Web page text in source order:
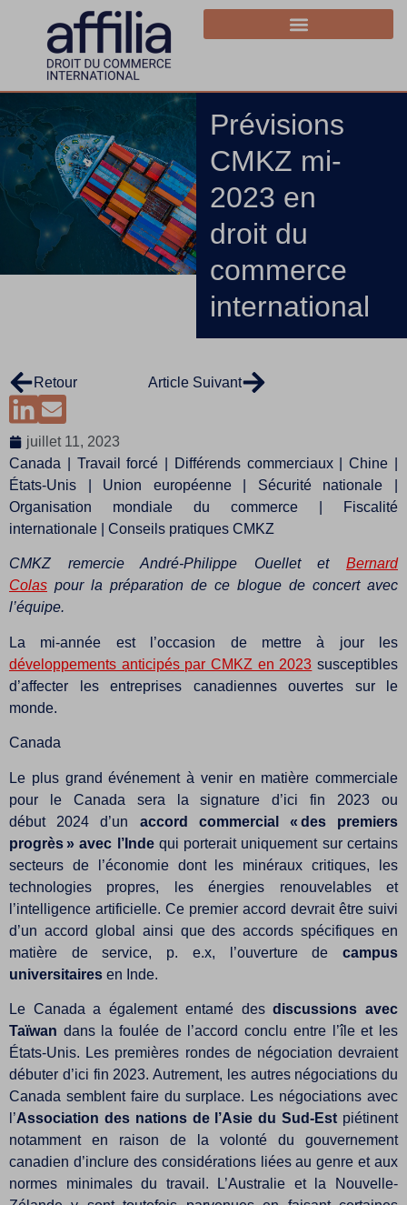
Prévisions
CMKZ mi-
2023 en
droit du
commerce
international
Retour Article Suivant
juillet 11, 2023
Canada | Travail forcé | Différends commerciaux | Chine |
États-Unis | Union européenne | Sécurité nationale |
Organisation mondiale du commerce | Fiscalité
internationale | Conseils pratiques CMKZ
CMKZ remercie André-Philippe Ouellet et Bernard
Colas pour la préparation de ce blogue de concert avec
l’équipe.
La mi-année est l’occasion de mettre à jour les
développements anticipés par CMKZ en 2023 susceptibles
d’affecter les entreprises canadiennes ouvertes sur le
monde.
Canada
Le plus grand événement à venir en matière commerciale
pour le Canada sera la signature d’ici fin 2023 ou
début 2024 d’un accord commercial « des premiers
progrès » avec l’Indequi porterait uniquement sur certains
secteurs de l’économie dont les minéraux critiques, les
technologies propres, les énergies renouvelables et
l’intelligence artificielle. Ce premier accord devrait être suivi
d’un accord global ainsi que des accords spécifiques en
matière de service, p. e.x, l’ouverture de campus
universitaires en Inde.
Le Canada a également entamé desdiscussions avec
Taïwan dans la foulée de l’accord conclu entre l’île et les
États-Unis. Les premières rondes de négociation devraient
débuter d’ici fin 2023. Autrement, les autres négociations du
Canada semblent faire du surplace. Les négociations avec
l’Association des nations de l’Asie du Sud-Est piétinent
notamment en raison de la volonté du gouvernement
canadien d’inclure des considérations liées au genre et aux
normes minimales du travail. L’Australie et la Nouvelle-